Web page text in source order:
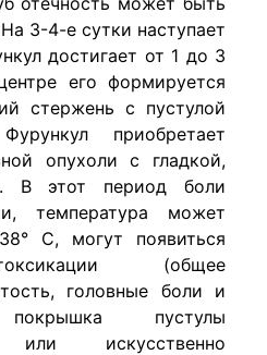
3-4-е сутки наступает
достигает от 1 до 3
его формируется
стержень с пустулой
приобретает
опухоли с гладкой,
В этот период боли
температура может
С, могут появиться
(общее
головные боли и
пустулы
или искусственно